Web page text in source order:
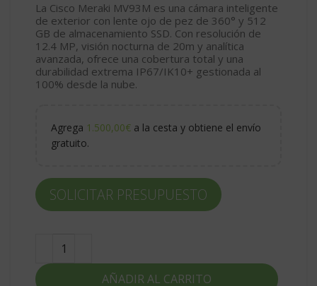
La Cisco Meraki MV93M es una cámara inteligente
de exterior con lente ojo de pez de 360° y 512
GB de almacenamiento SSD. Con resolución de
12.4 MP, visión nocturna de 20m y analítica
avanzada, ofrece una cobertura total y una
durabilidad extrema IP67/IK10+ gestionada al
100% desde la nube.
Agrega 1.500,00€ a la cesta y obtiene el envío
gratuito.
AÑADIR AL CARRITO
SOLICITAR PRESUPUESTO